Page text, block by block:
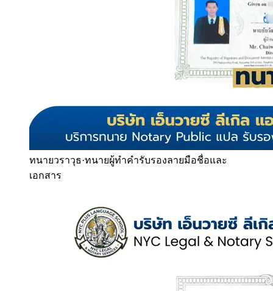
ทนายวราวุธ·ทนายผู้ทำคำรับรองลายมือชื่อและ
เอกสาร